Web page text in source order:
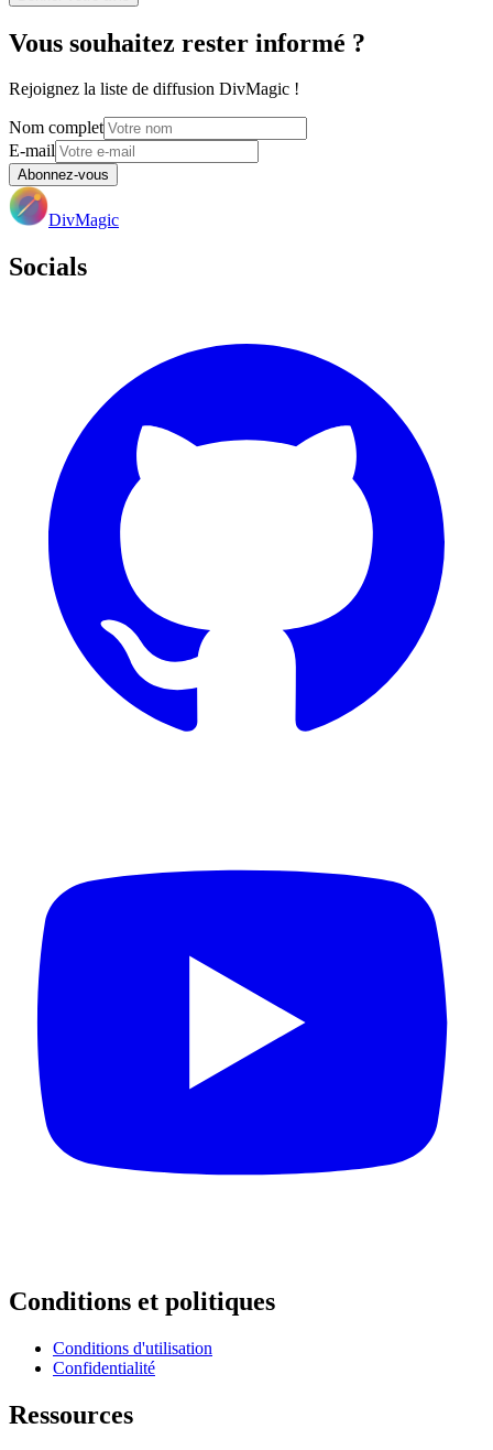
Vous souhaitez rester informé ?
Rejoignez la liste de diffusion DivMagic !
Nom complet
E-mail
Abonnez-vous
DivMagic
Socials
Conditions et politiques
Conditions d'utilisation
Confidentialité
Ressources